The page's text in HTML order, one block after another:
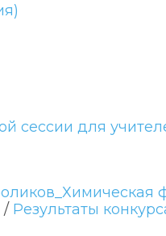
сессии для
/ Результаты